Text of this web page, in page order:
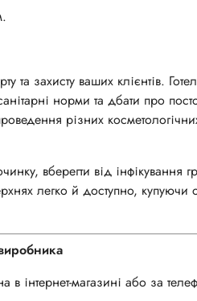
та захисту ваших клієнтів.
норми та дбати про
різних
вберегти від
легко й доступно,
в інтернет-магазині або за